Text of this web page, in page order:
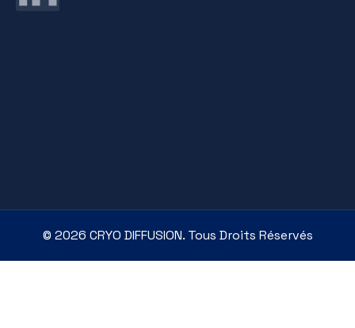
© 2026 CRYO DIFFUSION. Tous Droits Réservés